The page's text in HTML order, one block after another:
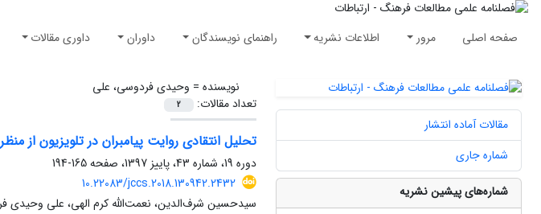
صفحه اصلی مرور اطلاعات نشریه راهنمای نویسندگان داوران داوری مقالات
نویسنده = وحیدی فردوسی، علی
تعداد مقالات:
2
تحلیل انتقادی روایت پیامبران در تلویزیون از
دوره 19، شماره 43، پاییز 1397، صفحه
165-194
10.22083/jccs.2018.130942.2432
سیدحسین شرف‌الدین، نعمت‌الله کرم الهی، علی وحیدی
مقالات آماده انتشار
شماره جاری
شماره‌های پیشین نشریه